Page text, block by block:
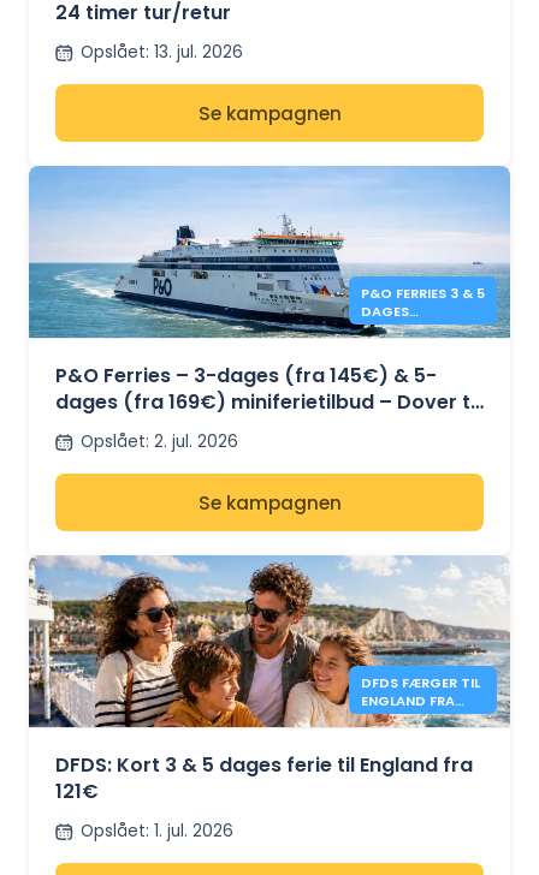
24 timer tur/retur
Opslået: 13. jul. 2026
Se kampagnen
P&O FERRIES 3 & 5
DAGES
SPECIALTILBUD
P&O Ferries – 3-dages (fra 145€) & 5-
dages (fra 169€) miniferietilbud – Dover til
Calais
Opslået: 2. jul. 2026
Se kampagnen
DFDS FÆRGER TIL
ENGLAND FRA
121€
DFDS: Kort 3 & 5 dages ferie til England fra
121€
Opslået: 1. jul. 2026